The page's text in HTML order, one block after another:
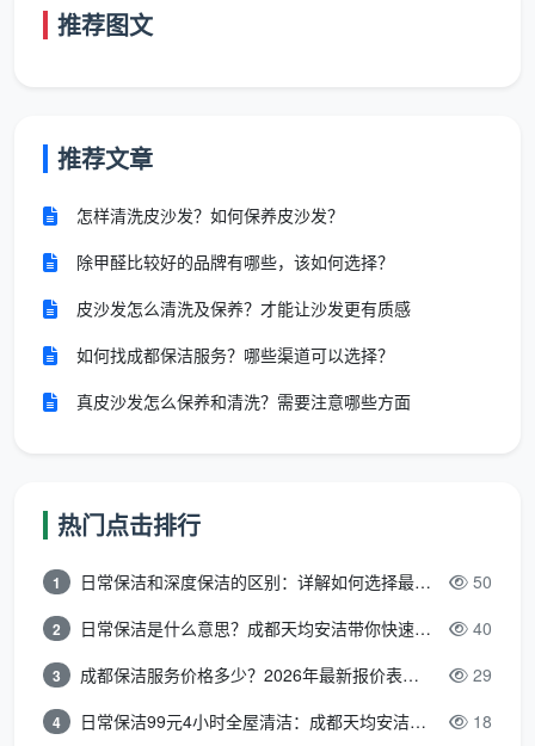
米）约158元。
格——以为差几十块钱，只是“打扫仔细一点”的区别。
实际上，两者的收费标准和服务内容有本质差异：
对比
维度
按小
时参
小时
40—65元/人/小时
积参
考价
2—3元/㎡
服务
时长
厨房
清洁
灶台表面和油
烟机外壳擦拭
灶台重油污清除、油烟机
滤网拆洗、橱柜内外擦拭
推荐图文
推荐文章
怎样清洗皮沙发？如何保养皮沙发？
除甲醛比较好的品牌有哪些，该如何选择？
皮沙发怎么清洗及保养？才能让沙发更有质感
如何找成都保洁服务？哪些渠道可以选择？
真皮沙发怎么保养和清洗？需要注意哪些方面
热门点击排行
1 日常保洁和深度保洁的区别：详解如何选择最适合的清洁服务 50
2 日常保洁是什么意思？成都天均安洁带你快速区分“日常vs深度vs开荒” 40
3 成都保洁服务价格多少？2026年最新报价表来了，这一篇看透所有费用 29
4 日常保洁99元4小时全屋清洁：成都天均安洁保洁超值服务全解析 18